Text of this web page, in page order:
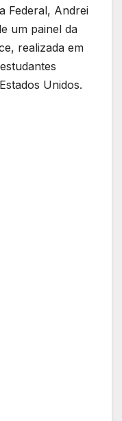
Federal, Andrei
um painel da
realizada em
Unidos.